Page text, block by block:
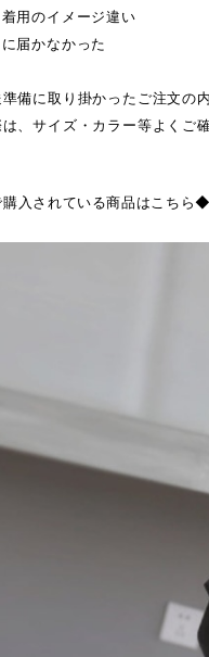
用のイメージ違い
届かなかった
備に取り掛かったご注文の
、サイズ・カラー等よくご
入されている商品はこちら◆